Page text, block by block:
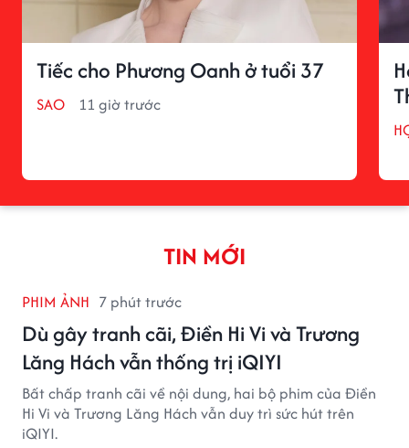
Tiếc cho Phương Oanh ở tuổi 37
SAO 11 giờ trước
TIN MỚI
PHIM ẢNH 7 phút trước
Dù gây tranh cãi, Điền Hi Vi và Trương
Lăng Hách vẫn thống trị iQIYI
Bất chấp tranh cãi về nội dung, hai bộ phim của Điền
Hi Vi và Trương Lăng Hách vẫn duy trì sức hút trên
iQIYI.